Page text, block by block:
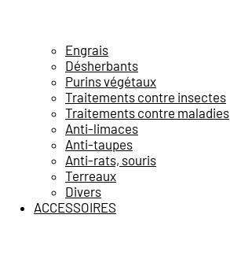
Engrais
Désherbants
Purins végétaux
Traitements contre insectes
Traitements contre maladies
Anti-limaces
Anti-taupes
Anti-rats, souris
Terreaux
Divers
ACCESSOIRES